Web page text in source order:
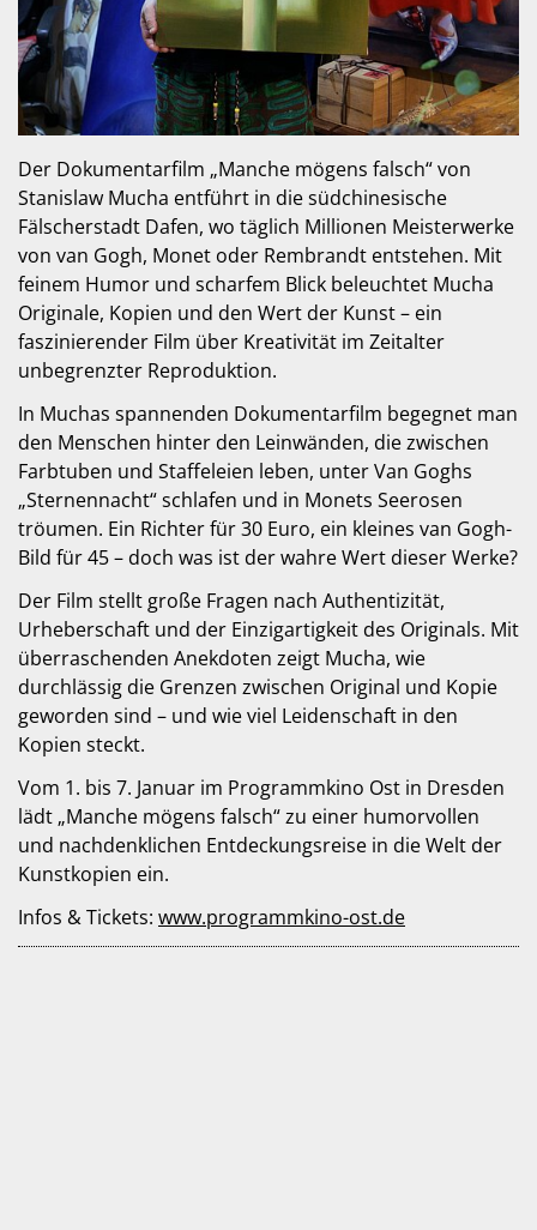
Der Dokumentarfilm „Manche mögens falsch“ von
Stanislaw Mucha entführt in die südchinesische
Fälscherstadt Dafen, wo täglich Millionen Meisterwerke
von van Gogh, Monet oder Rembrandt entstehen. Mit
feinem Humor und scharfem Blick beleuchtet Mucha
Originale, Kopien und den Wert der Kunst – ein
faszinierender Film über Kreativität im Zeitalter
unbegrenzter Reproduktion.
In Muchas spannenden Dokumentarfilm begegnet man
den Menschen hinter den Leinwänden, die zwischen
Farbtuben und Staffeleien leben, unter Van Goghs
„Sternennacht“ schlafen und in Monets Seerosen
tröumen. Ein Richter für 30 Euro, ein kleines van Gogh-
Bild für 45 – doch was ist der wahre Wert dieser Werke?
Der Film stellt große Fragen nach Authentizität,
Urheberschaft und der Einzigartigkeit des Originals. Mit
überraschenden Anekdoten zeigt Mucha, wie
durchlässig die Grenzen zwischen Original und Kopie
geworden sind – und wie viel Leidenschaft in den
Kopien steckt.
Vom 1. bis 7. Januar im Programmkino Ost in Dresden
lädt „Manche mögens falsch“ zu einer humorvollen
und nachdenklichen Entdeckungsreise in die Welt der
Kunstkopien ein.
Infos & Tickets: www.programmkino-ost.de